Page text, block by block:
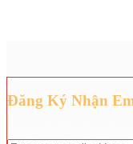
Đăng Ký Nhận